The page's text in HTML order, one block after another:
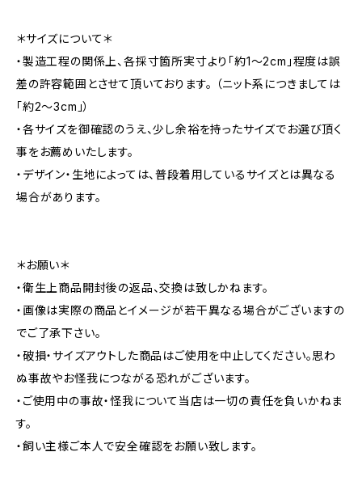
＊サイズについて＊
・製造工程の関係上、各採寸箇所実寸より「約1～2cm」程度は誤
差の許容範囲とさせて頂いております。 （ニット系につきましては
「約2～3cm」）
・各サイズを御確認のうえ、少し余裕を持ったサイズでお選び頂く
事をお薦めいたします。
・デザイン・生地によっては、普段着用しているサイズとは異なる
場合があります。
＊お願い＊
・衛生上商品開封後の返品、交換は致しかねます。
・画像は実際の商品とイメージが若干異なる場合がございますの
でご了承下さい。
・破損・サイズアウトした商品はご使用を中止してください。思わ
ぬ事故やお怪我につながる恐れがございます。
・ご使用中の事故・怪我について当店は一切の責任を負いかねま
す。
・飼い主様ご本人で安全確認をお願い致します。